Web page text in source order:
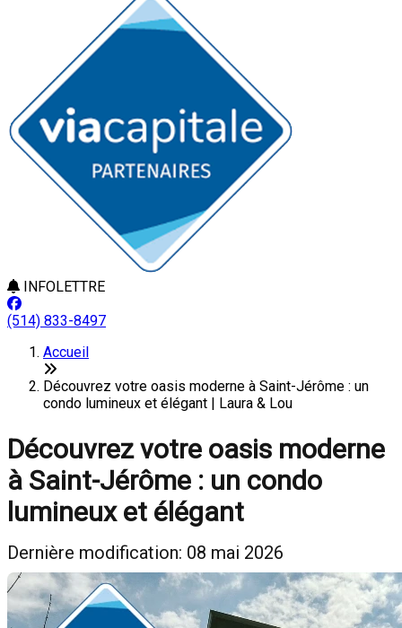
INFOLETTRE
(514) 833-8497
Accueil
Découvrez votre oasis moderne à Saint-Jérôme : un
condo lumineux et élégant | Laura & Lou
Découvrez votre oasis moderne
à Saint-Jérôme : un condo
lumineux et élégant
Dernière modification: 08 mai 2026